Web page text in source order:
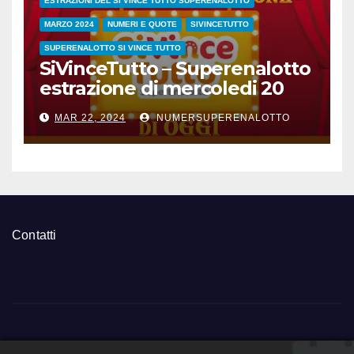
MARZO 2024 NUMERI E QUOTE SIVINCETUTTO
SUPERENALOTTO SI VINCE TUTTO
SiVinceTutto – Superenalotto
estrazione di mercoledi 20
marzo 2024 numeri vincenti
e quote
MAR 22, 2024 NUMERSUPERENALOTTO
Contatti